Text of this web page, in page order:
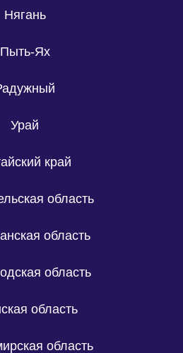
Нягань
Пыть-Ях
Урай
край
область
область
область
область
область